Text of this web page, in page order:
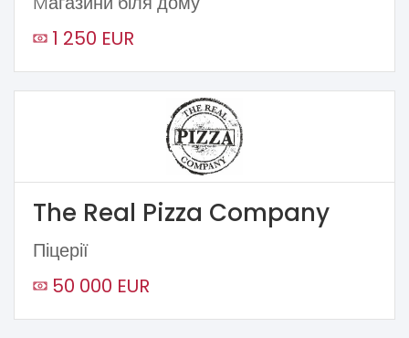
1 250 EUR
The Real Pizza Company
Піцерії
50 000 EUR